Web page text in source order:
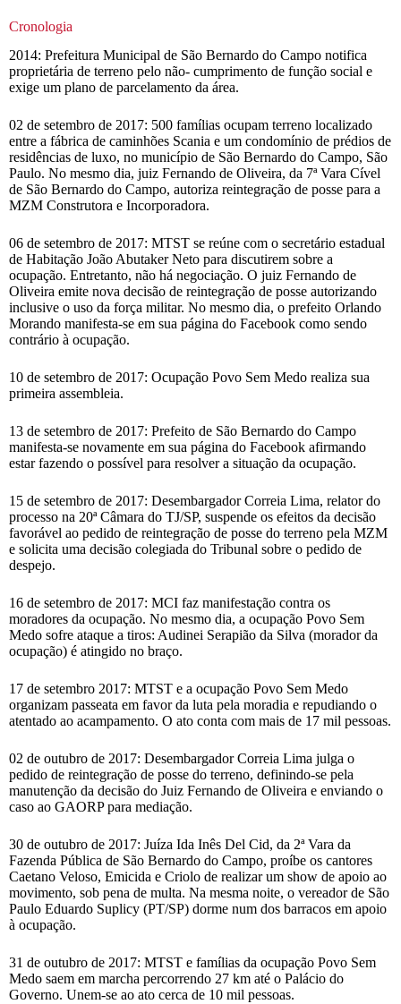
Cronologia
2014: Prefeitura Municipal de São Bernardo do Campo notifica
proprietária de terreno pelo não- cumprimento de função social e
exige um plano de parcelamento da área.
02 de setembro de 2017: 500 famílias ocupam terreno localizado
entre a fábrica de caminhões Scania e um condomínio de prédios de
residências de luxo, no município de São Bernardo do Campo, São
Paulo. No mesmo dia, juiz Fernando de Oliveira, da 7ª Vara Cível
de São Bernardo do Campo, autoriza reintegração de posse para a
MZM Construtora e Incorporadora.
06 de setembro de 2017: MTST se reúne com o secretário estadual
de Habitação João Abutaker Neto para discutirem sobre a
ocupação. Entretanto, não há negociação. O juiz Fernando de
Oliveira emite nova decisão de reintegração de posse autorizando
inclusive o uso da força militar. No mesmo dia, o prefeito Orlando
Morando manifesta-se em sua página do Facebook como sendo
contrário à ocupação.
10 de setembro de 2017: Ocupação Povo Sem Medo realiza sua
primeira assembleia.
13 de setembro de 2017: Prefeito de São Bernardo do Campo
manifesta-se novamente em sua página do Facebook afirmando
estar fazendo o possível para resolver a situação da ocupação.
15 de setembro de 2017: Desembargador Correia Lima, relator do
processo na 20ª Câmara do TJ/SP, suspende os efeitos da decisão
favorável ao pedido de reintegração de posse do terreno pela MZM
e solicita uma decisão colegiada do Tribunal sobre o pedido de
despejo.
16 de setembro de 2017: MCI faz manifestação contra os
moradores da ocupação. No mesmo dia, a ocupação Povo Sem
Medo sofre ataque a tiros: Audinei Serapião da Silva (morador da
ocupação) é atingido no braço.
17 de setembro 2017: MTST e a ocupação Povo Sem Medo
organizam passeata em favor da luta pela moradia e repudiando o
atentado ao acampamento. O ato conta com mais de 17 mil pessoas.
02 de outubro de 2017: Desembargador Correia Lima julga o
pedido de reintegração de posse do terreno, definindo-se pela
manutenção da decisão do Juiz Fernando de Oliveira e enviando o
caso ao GAORP para mediação.
30 de outubro de 2017: Juíza Ida Inês Del Cid, da 2ª Vara da
Fazenda Pública de São Bernardo do Campo, proíbe os cantores
Caetano Veloso, Emicida e Criolo de realizar um show de apoio ao
movimento, sob pena de multa. Na mesma noite, o vereador de São
Paulo Eduardo Suplicy (PT/SP) dorme num dos barracos em apoio
à ocupação.
31 de outubro de 2017: MTST e famílias da ocupação Povo Sem
Medo saem em marcha percorrendo 27 km até o Palácio do
Governo. Unem-se ao ato cerca de 10 mil pessoas.